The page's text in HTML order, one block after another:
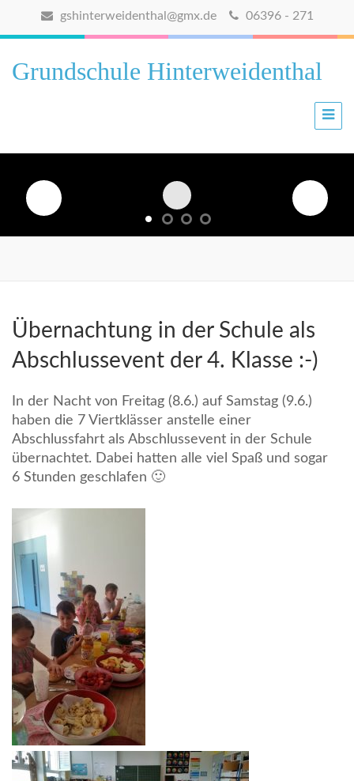
gshinterweidenthal@gmx.de 06396 - 271
Grundschule Hinterweidenthal
Übernachtung in der Schule als
Abschlussevent der 4. Klasse :-)
In der Nacht von Freitag (8.6.) auf Samstag (9.6.)
haben die 7 Viertklässer anstelle einer
Abschlussfahrt als Abschlussevent in der Schule
übernachtet. Dabei hatten alle viel Spaß und sogar
6 Stunden geschlafen 🙂